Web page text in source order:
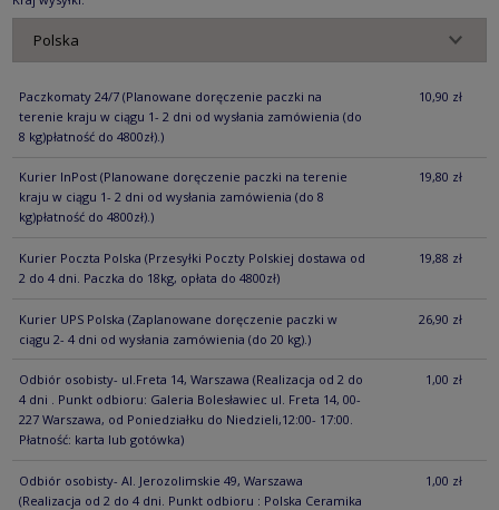
Paczkomaty 24/7 (Planowane doręczenie paczki na
terenie kraju w ciągu 1- 2 dni od wysłania zamówienia (do
8 kg)płatność do 4800zł).)
10,90 zł
Kurier InPost (Planowane doręczenie paczki na terenie
kraju w ciągu 1- 2 dni od wysłania zamówienia (do 8
kg)płatność do 4800zł).)
19,80 zł
Kurier Poczta Polska (Przesyłki Poczty Polskiej dostawa od
2 do 4 dni. Paczka do 18kg, opłata do 4800zł)
19,88 zł
Kurier UPS Polska (Zaplanowane doręczenie paczki w
ciągu 2- 4 dni od wysłania zamówienia (do 20 kg).)
26,90 zł
Odbiór osobisty- ul.Freta 14, Warszawa (Realizacja od 2 do
4 dni . Punkt odbioru: Galeria Bolesławiec ul. Freta 14, 00-
227 Warszawa, od Poniedziałku do Niedzieli,12:00- 17:00.
Płatność: karta lub gotówka)
1,00 zł
Odbiór osobisty- Al. Jerozolimskie 49, Warszawa
(Realizacja od 2 do 4 dni. Punkt odbioru : Polska Ceramika
1,00 zł